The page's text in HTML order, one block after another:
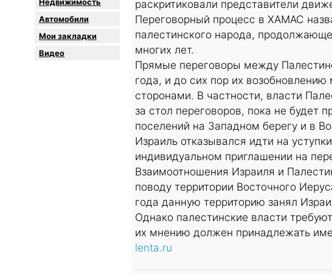
Недвижимость
Автомобили
Мои закладки
Видео
раскритиковали представители
Переговорный процесс в ХАМАС
палестинского народа,
многих лет.
Прямые переговоры между
года, и до сих пор их
сторонами. В частности, власти
за стол переговоров, пока не будет
поселений на Западном берегу и в
Израиль отказывался идти на
индивидуальном приглашении на
Взаимоотношения Израиля и
поводу территории Восточного
года данную территорию занял
Однако палестинские власти
их мнению должен принадлежать
lenta.ru